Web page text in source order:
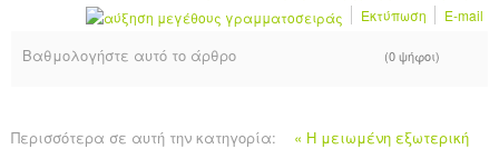
Εκτύπωση E-mail
Βαθμολογήστε αυτό το άρθρο (0 ψήφοι)
Περισσότερα σε αυτή την κατηγορία:
« Η μειωμένη εξωτερική